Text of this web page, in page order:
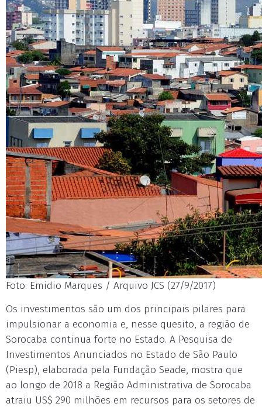
Foto: Emidio Marques / Arquivo JCS (27/9/2017)
Os investimentos são um dos principais pilares para
impulsionar a economia e, nesse quesito, a região de
Sorocaba continua forte no Estado. A Pesquisa de
Investimentos Anunciados no Estado de São Paulo
(Piesp), elaborada pela Fundação Seade, mostra que
ao longo de 2018 a Região Administrativa de Sorocaba
atraiu US$ 290 milhões em recursos para os setores de